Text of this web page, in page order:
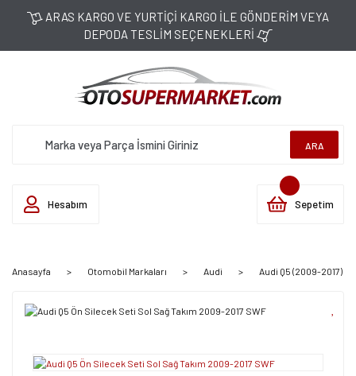
ARAS KARGO VE YURTİÇİ KARGO İLE GÖNDERİM VEYA
DEPODA TESLİM SEÇENEKLERİ
ARA
Hesabım Sepetim
Anasayfa Otomobil Markaları Audi Audi Q5 (2009-2017)